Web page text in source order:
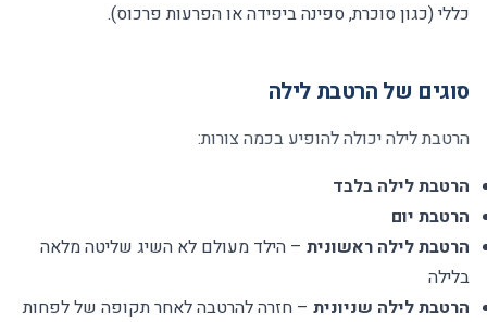
כללי (כגון סוכרת, ספינה ביפידה או הפרעות פרכוס).
סוגים של הרטבת לילה
הרטבת לילה יכולה להופיע בכמה צורות:
הרטבת לילה בלבד
הרטבת יום
הרטבת לילה ראשונית – הילד מעולם לא השיג שליטה מלאה
בלילה
הרטבת לילה שניונית – חזרה להרטבה לאחר תקופה של לפחות